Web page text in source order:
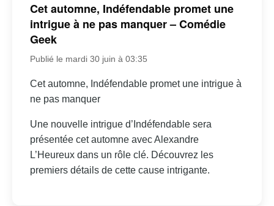
Cet automne, Indéfendable promet une
intrigue à ne pas manquer – Comédie
Geek
Publié le mardi 30 juin à 03:35
Cet automne, Indéfendable promet une intrigue à
ne pas manquer
Une nouvelle intrigue d’Indéfendable sera
présentée cet automne avec Alexandre
L’Heureux dans un rôle clé. Découvrez les
premiers détails de cette cause intrigante.